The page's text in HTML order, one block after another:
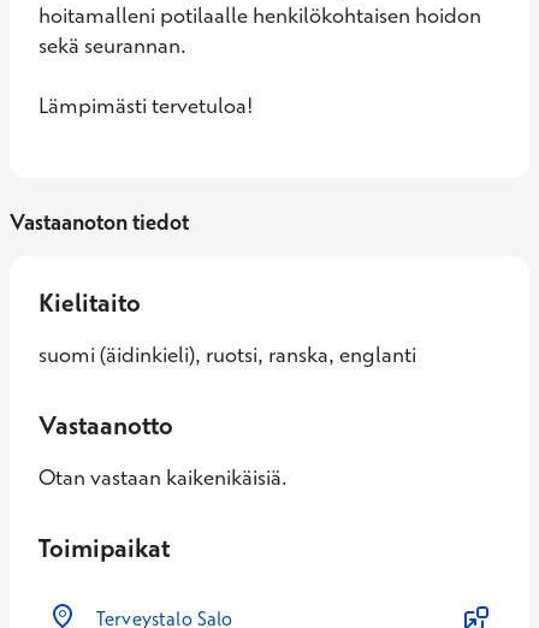
hoitamalleni potilaalle henkilökohtaisen hoidon
sekä seurannan.
Lämpimästi tervetuloa!
Vastaanoton tiedot
Kielitaito
suomi (äidinkieli), ruotsi, ranska, englanti
Vastaanotto
Otan vastaan kaikenikäisiä.
Toimipaikat
Terveystalo Salo